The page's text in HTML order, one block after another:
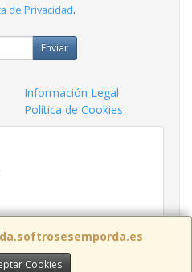
Cookies
de Privacidad.
Enviar
Información Legal
Política de Cookies